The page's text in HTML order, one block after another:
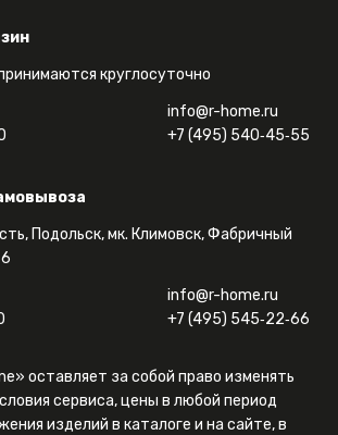
круглосуточно
info@r-home.ru
+7 (495) 540‑45‑55
Подольск, мк. Климовск, Фабричный
info@r-home.ru
+7 (495) 545‑22‑66
оставляет за собой право изменять
сервиса, цены в любой период
изделий в каталоге и на сайте, в